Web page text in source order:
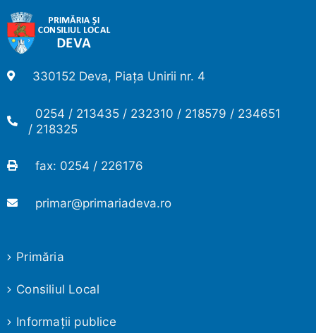
330152 Deva, Piața Unirii nr. 4
0254 / 213435 / 232310 / 218579 / 234651
/ 218325
fax: 0254 / 226176
primar@primariadeva.ro
Primăria
Consiliul Local
Informaţii publice